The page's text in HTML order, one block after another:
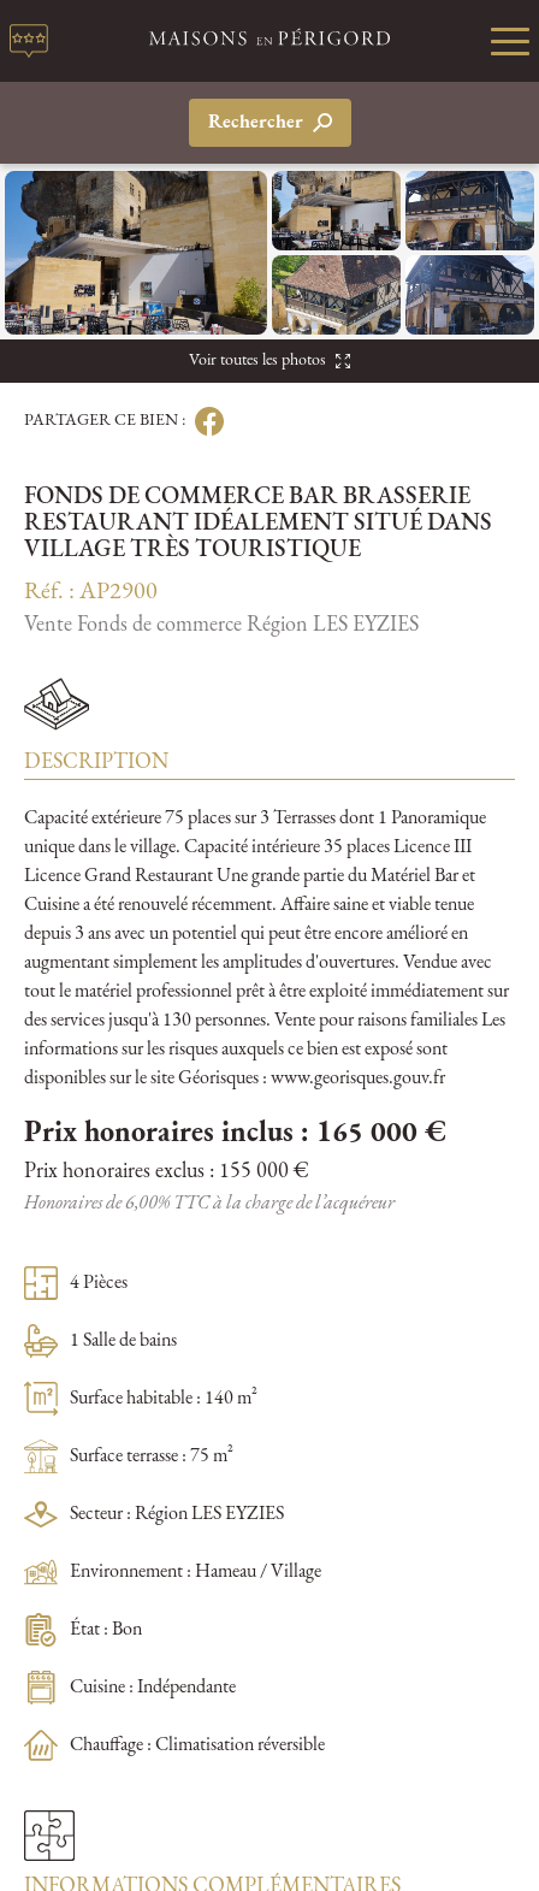
Rechercher
Voir toutes les photos
PARTAGER CE BIEN :
FONDS DE COMMERCE BAR BRASSERIE
RESTAURANT IDÉALEMENT SITUÉ DANS
VILLAGE TRÈS TOURISTIQUE
Réf. : AP2900
Vente Fonds de commerce Région LES EYZIES
DESCRIPTION
Capacité extérieure 75 places sur 3 Terrasses dont 1 Panoramique
unique dans le village. Capacité intérieure 35 places Licence III
Licence Grand Restaurant Une grande partie du Matériel Bar et
Cuisine a été renouvelé récemment. Affaire saine et viable tenue
depuis 3 ans avec un potentiel qui peut être encore amélioré en
augmentant simplement les amplitudes d'ouvertures. Vendue avec
tout le matériel professionnel prêt à être exploité immédiatement sur
des services jusqu'à 130 personnes. Vente pour raisons familiales Les
informations sur les risques auxquels ce bien est exposé sont
disponibles sur le site Géorisques : www.georisques.gouv.fr
Prix honoraires inclus : 165 000 €
Prix honoraires exclus : 155 000 €
Honoraires de 6,00% TTC à la charge de l’acquéreur
4 Pièces
1 Salle de bains
Surface habitable : 140 m²
Surface terrasse : 75 m²
Secteur : Région LES EYZIES
Environnement : Hameau / Village
État : Bon
Cuisine : Indépendante
Chauffage : Climatisation réversible